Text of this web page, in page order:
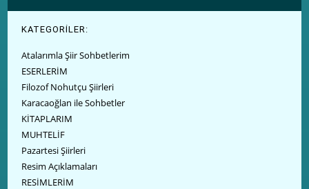
KATEGORİLER:
Atalarımla Şiir Sohbetlerim
ESERLERİM
Filozof Nohutçu Şiirleri
Karacaoğlan ile Sohbetler
KİTAPLARIM
MUHTELİF
Pazartesi Şiirleri
Resim Açıklamaları
RESİMLERİM